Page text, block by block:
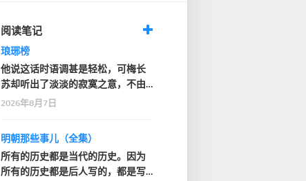
阅读笔记
琅琊榜
他说这话时语调甚是轻松，可梅长
苏却听出了淡淡的寂寞之意，不由
深深看了他一眼
2026年8月7日
明朝那些事儿（全集）
所有的历史都是当代的历史。因为
所有的历史都是后人写的，都是写